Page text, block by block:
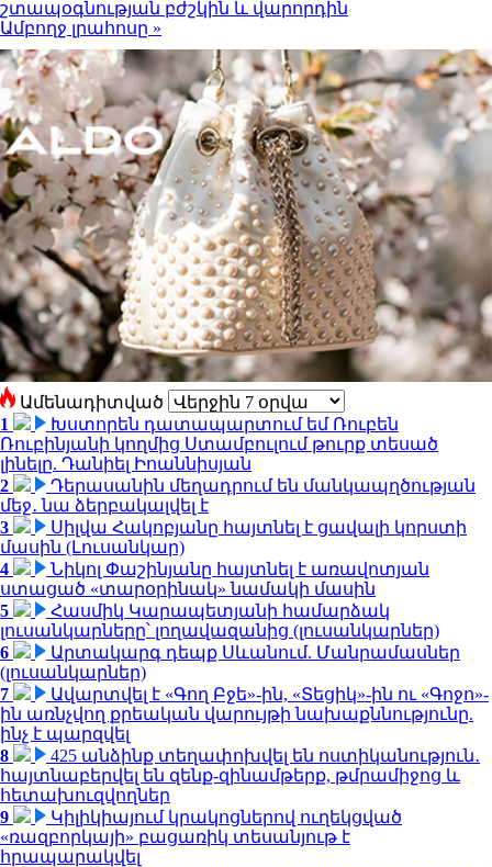
շտապօգնության բժշկին և վարորդին
Ամբողջ լրահոսը »
Ամենադիտված
1
Խստորեն դատապարտում եմ Ռուբեն
Ռուբինյանի կողմից Ստամբուլում թուրք տեսած
լինելը. Դանիել Իոաննիսյան
2
Դերասանին մեղադրում են մանկապղծության
մեջ․ նա ձերբակալվել է
3
Սիլվա Հակոբյանը հայտնել է ցավալի կորստի
մասին (Լուսանկար)
4
Նիկոլ Փաշինյանը հայտնել է առավոտյան
ստացած «տարօրինակ» նամակի մասին
5
Հասմիկ Կարապետյանի համարձակ
լուսանկարները՝ լողավազանից (լուսանկարներ)
6
Արտակարգ դեպք Սևանում. Մանրամասներ
(լուսանկարներ)
7
Ավարտվել է «Գող Բջե»-ին, «Տեցիկ»-ին ու «Գոջո»-
ին առնչվող քրեական վարույթի նախաքննությունը.
ինչ է պարզվել
8
425 անձինք տեղափոխվել են ոստիկանություն․
հայտնաբերվել են զենք-զինամթերք, թմրամիջոց և
հետախուզվողներ
9
Կիլիկիայում կրակոցներով ուղեկցված
«ռազբորկայի» բացառիկ տեսանյութ է
հրապարակվել